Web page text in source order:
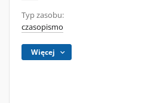
Typ zasobu:
czasopismo
Więcej